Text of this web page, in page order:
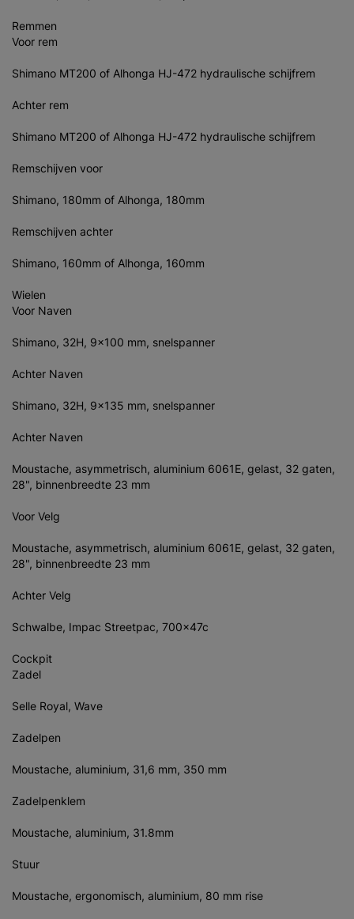
Remmen
Voor rem
Shimano MT200 of Alhonga HJ-472 hydraulische schijfrem
Achter rem
Shimano MT200 of Alhonga HJ-472 hydraulische schijfrem
Remschijven voor
Shimano, 180mm of Alhonga, 180mm
Remschijven achter
Shimano, 160mm of Alhonga, 160mm
Wielen
Voor Naven
Shimano, 32H, 9x100 mm, snelspanner
Achter Naven
Shimano, 32H, 9x135 mm, snelspanner
Achter Naven
Moustache, asymmetrisch, aluminium 6061E, gelast, 32 gaten,
28", binnenbreedte 23 mm
Voor Velg
Moustache, asymmetrisch, aluminium 6061E, gelast, 32 gaten,
28", binnenbreedte 23 mm
Achter Velg
Schwalbe, Impac Streetpac, 700x47c
Cockpit
Zadel
Selle Royal, Wave
Zadelpen
Moustache, aluminium, 31,6 mm, 350 mm
Zadelpenklem
Moustache, aluminium, 31.8mm
Stuur
Moustache, ergonomisch, aluminium, 80 mm rise